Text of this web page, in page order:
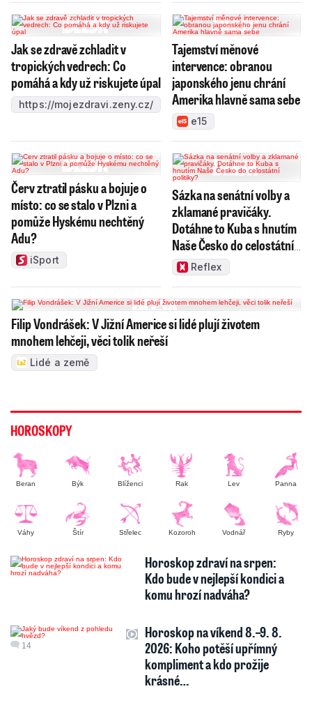
Jak se zdravě zchladit v
tropických vedrech: Co
pomáhá a kdy už riskujete úpal
https://mojezdravi.zeny.cz/
Tajemství měnové
intervence: obranou
japonského jenu chrání
Amerika hlavně sama sebe
e15
Červ ztratil pásku a bojuje o
místo: co se stalo v Plzni a
pomůže Hyskému nechtěný
Adu?
iSport
Sázka na senátní volby a
zklamané pravičáky.
Dotáhne to Kuba s hnutím
Naše Česko do celostátní
politiky?
Reflex
Filip Vondrášek: V Jižní Americe si lidé plují životem
mnohem lehčeji, věci tolik neřeší
Lidé a země
HOROSKOPY
Beran Býk Blíženci Rak Lev Panna
Váhy Štír Střelec Kozoroh Vodnář Ryby
Horoskop zdraví na srpen:
Kdo bude v nejlepší kondici a
komu hrozí nadváha?
14
Horoskop na víkend 8.–9. 8.
2026: Koho potěší upřímný
kompliment a kdo prožije
krásné…